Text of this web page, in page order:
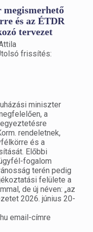
és az ÉTDR
tervezet
frissítés:
miniszter
a
rendeletnek,
és a
Előbbi
fogalom
terén pedig
felülete a
de új néven: „az
2026. június 20-
email-címre